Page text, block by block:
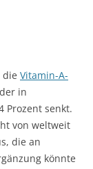
die Vitamin-A-
in
Prozent senkt.
von weltweit
die an
könnte